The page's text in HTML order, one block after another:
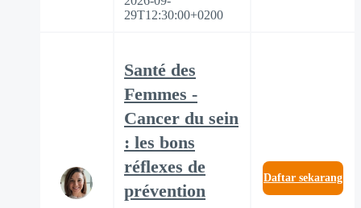
29T12:30:00+0200
Santé des
Femmes -
Cancer du sein
: les bons
réflexes de
prévention
Daftar sekarang